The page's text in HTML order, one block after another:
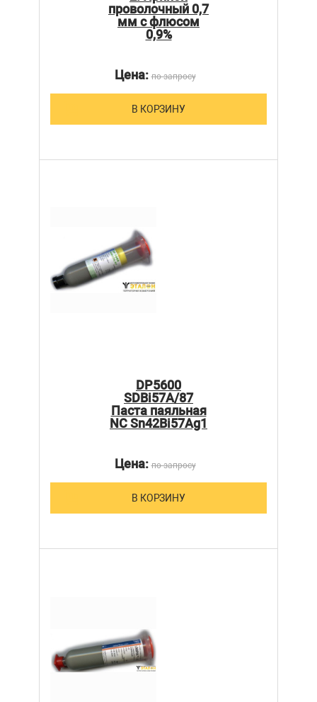
проволочный 0,7
мм с флюсом
0,9%
Цена:по запросу
В КОРЗИНУ
DP5600
SDBi57A/87
Паста паяльная
NC Sn42Bi57Ag1
Цена:по запросу
В КОРЗИНУ